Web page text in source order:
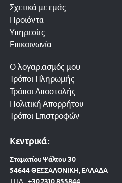
Σχετικά με εμάς
Προϊόντα
Υπηρεσίες
Επικοινωνία
Ο λογαριασμός μου
Τρόποι Πληρωμής
Τρόποι Αποστολής
Πολιτική Απορρήτου
Τρόποι Επιστροφών
Κεντρικά:
Σταματίου Ψάλτου 30
54644 ΘΕΣΣΑΛΟΝΙΚΗ, ΕΛΛΑΔΑ
ΤΗΛ.:+30 2310 855844